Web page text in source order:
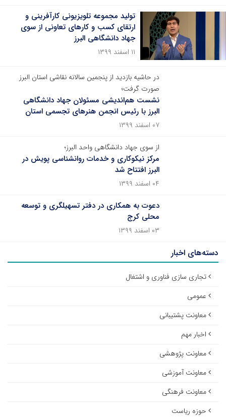
تولید مجموعه تلویزیونی کارآفرینی و
ارتقای کسب و کارهای تعاونی از سوی
جهاد دانشگاهی البرز
۱۱ اسفند ۱۳۹۹
در حاشیه بازدید از پنجمین سالانه نقاشی استان البرز
صورت گرفت؛
نشست هم‌اندیشی مسئولان جهاد دانشگاهی
البرز با رئیس انجمن هنرهای تجسمی استان
۰۷ اسفند ۱۳۹۹
از سوی جهاد دانشگاهی واحد البرز؛
مرکز نیکوکاری و خدمات روانشناسی پویش در
البرز افتتاح شد
۰۴ اسفند ۱۳۹۹
دعوت به همکاری در دفتر تسهیلگری و توسعه
محلی کرج
۰۳ اسفند ۱۳۹۹
دسته‌های اخبار
تجاری سازی فناوری و اشتغال
عمومی
معاونت پشتیبانی
اخبار مهم
معاونت پژوهشی
معاونت آموزشی
معاونت فرهنگی
حوزه ریاست